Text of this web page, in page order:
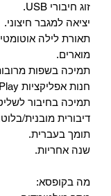
זוג חיבורי USB.
יציאה למגבר חיצוני.
תאורת לילה
מוארים.
תמיכה בשפות
‏חנות אפליקציות Google Play פתוחה להורדת אפליקציות.
‏תמיכה בחיבור
‏דיבורית מובנית/
תומך בעברית.
שנה אחריות.
מה בקופסא: